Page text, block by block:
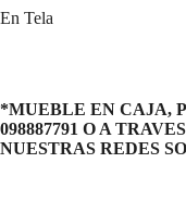
En Tela
*MUEBLE EN CAJA,
098887791 O A
NUESTRAS REDES